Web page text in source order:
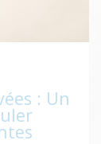
: Un